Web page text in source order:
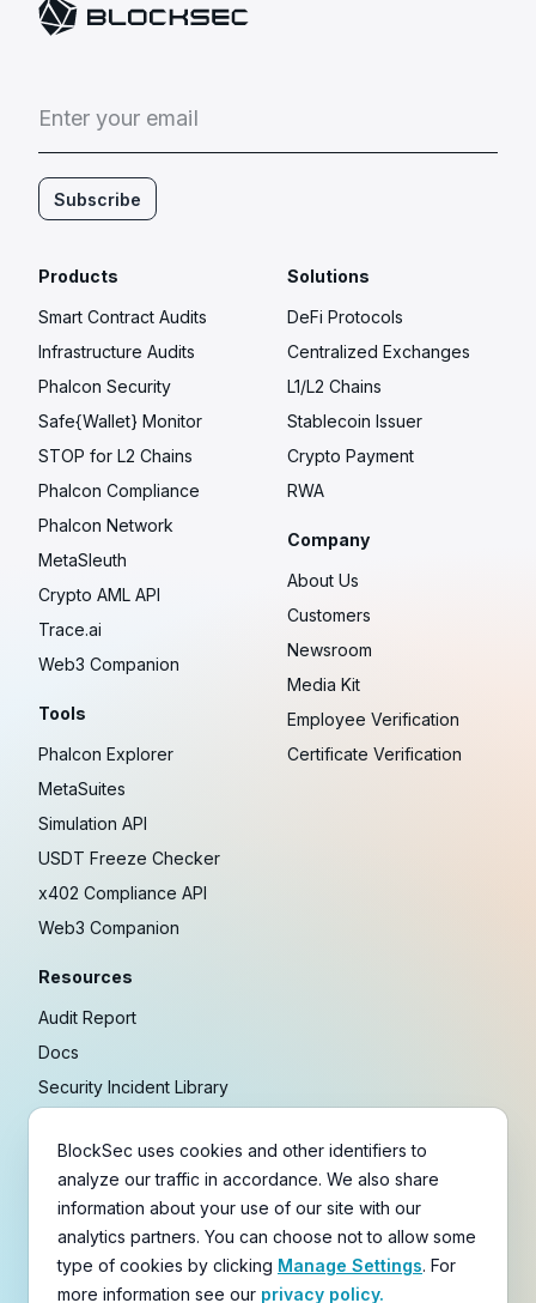
Enter your email
Subscribe
Products
Smart Contract Audits
Infrastructure Audits
Phalcon Security
Safe{Wallet} Monitor
STOP for L2 Chains
Phalcon Compliance
Phalcon Network
MetaSleuth
Crypto AML API
Trace.ai
Web3 Companion
Tools
Phalcon Explorer
MetaSuites
Simulation API
USDT Freeze Checker
x402 Compliance API
Web3 Companion
Resources
Audit Report
Docs
Security Incident Library
Research
Guides
Crypto Payment Playbook
Solutions
DeFi Protocols
Centralized Exchanges
L1/L2 Chains
Stablecoin Issuer
Crypto Payment
RWA
Company
About Us
Customers
Newsroom
Media Kit
Employee Verification
Certificate Verification
Copyright © 2021-2026BlockSec
BlockSec uses cookies and other identifiers to
analyze our traffic in accordance. We also share
information about your use of our site with our
analytics partners. You can choose not to allow some
type of cookies by clicking Manage Settings. For
more information see our privacy policy.